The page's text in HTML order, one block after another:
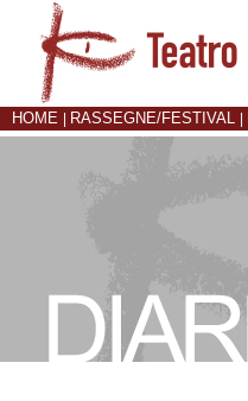
HOME RASSEGNE/FESTIVAL